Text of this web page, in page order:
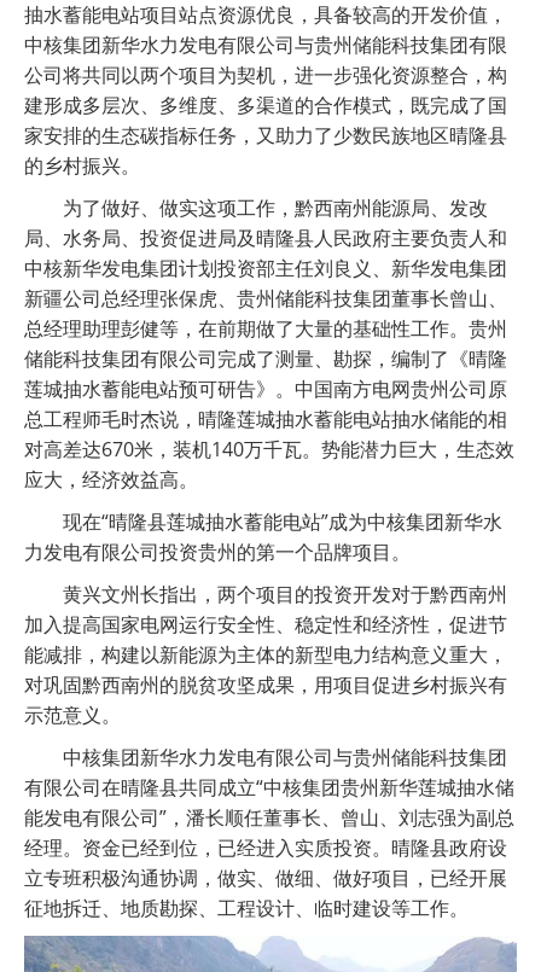
抽水蓄能电站项目站点资源优良，具备较高的开发价值，
中核集团新华水力发电有限公司与贵州储能科技集团有限
公司将共同以两个项目为契机，进一步强化资源整合，构
建形成多层次、多维度、多渠道的合作模式，既完成了国
家安排的生态碳指标任务，又助力了少数民族地区晴隆县
的乡村振兴。
为了做好、做实这项工作，黔西南州能源局、发改
局、水务局、投资促进局及晴隆县人民政府主要负责人和
中核新华发电集团计划投资部主任刘良义、新华发电集团
新疆公司总经理张保虎、贵州储能科技集团董事长曾山、
总经理助理彭健等，在前期做了大量的基础性工作。贵州
储能科技集团有限公司完成了测量、勘探，编制了《晴隆
莲城抽水蓄能电站预可研告》。中国南方电网贵州公司原
总工程师毛时杰说，晴隆莲城抽水蓄能电站抽水储能的相
对高差达670米，装机140万千瓦。势能潜力巨大，生态效
应大，经济效益高。
现在“晴隆县莲城抽水蓄能电站”成为中核集团新华水
力发电有限公司投资贵州的第一个品牌项目。
黄兴文州长指出，两个项目的投资开发对于黔西南州
加入提高国家电网运行安全性、稳定性和经济性，促进节
能减排，构建以新能源为主体的新型电力结构意义重大，
对巩固黔西南州的脱贫攻坚成果，用项目促进乡村振兴有
示范意义。
中核集团新华水力发电有限公司与贵州储能科技集团
有限公司在晴隆县共同成立“中核集团贵州新华莲城抽水储
能发电有限公司”，潘长顺任董事长、曾山、刘志强为副总
经理。资金已经到位，已经进入实质投资。晴隆县政府设
立专班积极沟通协调，做实、做细、做好项目，已经开展
征地拆迁、地质勘探、工程设计、临时建设等工作。